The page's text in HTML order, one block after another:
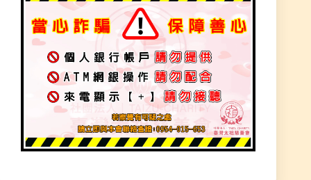
中勘查時，頂讓檳榔攤後，住宅前一排植物盆栽。
開始葉黃、枯萎，都有正常施肥、澆花，真的很奇
怪。生意也一直下滑，才想邀請師父前來化解、看
是否哪出了問題。
陽宅中師父調整虎爺方位、一樓大門口前有發現外
靈聚集。收除4位外靈，應該是店跟回來住宅的。
車庫左右旁擺放二盆花擋住氣的聚集化解受影響。
整棟房子內沒有外靈入侵現象，有拜本宮金虎爺關
係。外靈不敢入侵屋內，虎爺神靈護佑著，住宅圓